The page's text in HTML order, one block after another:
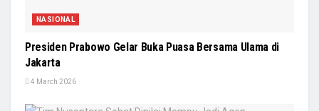
NASIONAL
Presiden Prabowo Gelar Buka Puasa Bersama Ulama di
Jakarta
4 March 2026